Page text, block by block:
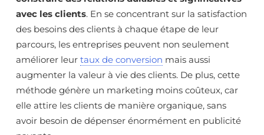
avec les clients. En se concentrant sur la satisfaction
des besoins des clients à chaque étape de leur
parcours, les entreprises peuvent non seulement
améliorer leur taux de conversion mais aussi
augmenter la valeur à vie des clients. De plus, cette
méthode génère un marketing moins coûteux, car
elle attire les clients de manière organique, sans
avoir besoin de dépenser énormément en publicité